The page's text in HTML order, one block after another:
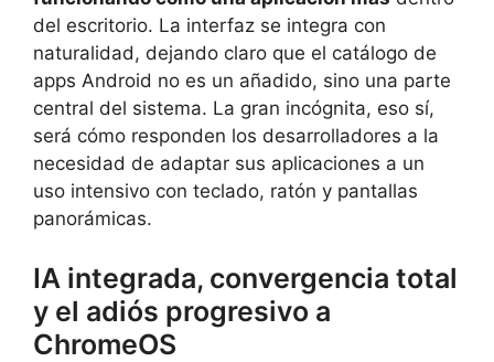
del escritorio. La interfaz se integra con
naturalidad, dejando claro que el catálogo de
apps Android no es un añadido, sino una parte
central del sistema. La gran incógnita, eso sí,
será cómo responden los desarrolladores a la
necesidad de adaptar sus aplicaciones a un
uso intensivo con teclado, ratón y pantallas
panorámicas.
IA integrada, convergencia total
y el adiós progresivo a
ChromeOS